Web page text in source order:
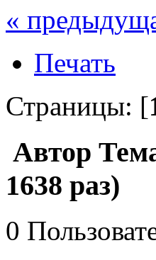
«
Печать
Страницы: [
Автор
1638 раз)
0